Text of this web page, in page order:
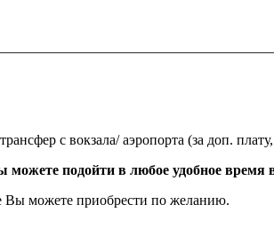
с вокзала/ аэропорта (за доп.
подойти в любое удобное время
Вы можете приобрести по желанию.